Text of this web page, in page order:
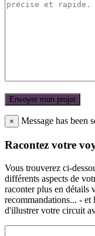
× Message has been
Racontez votre
Vous trouverez ci-
différents aspects de
raconter plus en détails
recommandations... -
d'illustrer votre circuit